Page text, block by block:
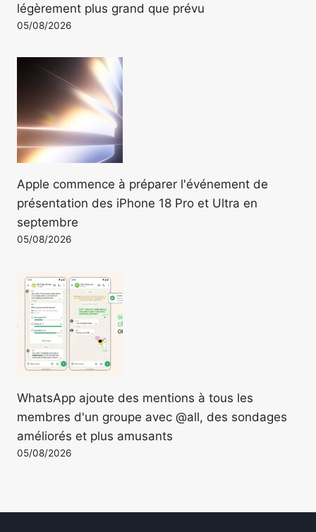
légèrement plus grand que prévu
05/08/2026
Apple commence à préparer l'événement de
présentation des iPhone 18 Pro et Ultra en
septembre
05/08/2026
WhatsApp ajoute des mentions à tous les
membres d'un groupe avec @all, des sondages
améliorés et plus amusants
05/08/2026